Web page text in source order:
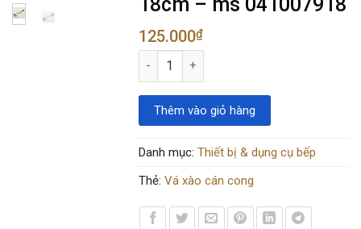
125.000₫
Vá thợ xào cán cong [inox 304],
Thêm vào giỏ hàng
Danh mục: Thiết bị & dụng cụ bếp
Thẻ: Vá xào cán cong